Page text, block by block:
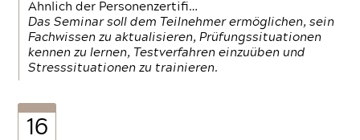
Ähnlich der Personenzertifi…
Das Seminar soll dem Teilnehmer ermöglichen, sein
Fachwissen zu aktualisieren, Prüfungssituationen
kennen zu lernen, Testverfahren einzuüben und
Stresssituationen zu trainieren.
16